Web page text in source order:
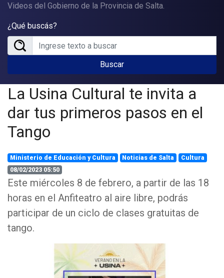
Videos del Gobierno de la Provincia de Salta.
¿Qué buscás?
Buscar
La Usina Cultural te invita a
dar tus primeros pasos en el
Tango
Ministerio de Educación y Cultura Noticias de Salta
Cultura
08/02/2023 05:50
Este miércoles 8 de febrero, a partir de las 18
horas en el Anfiteatro al aire libre, podrás
participar de un ciclo de clases gratuitas de
tango.